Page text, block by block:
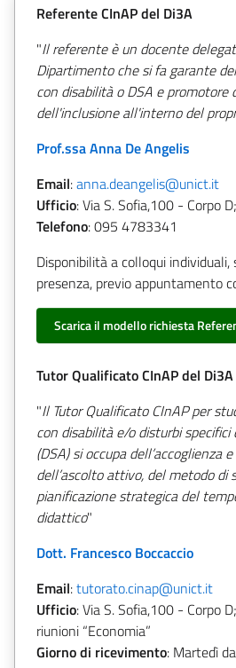
Referente CInAP del Di3A
"Il referente è un docente
Dipartimento che si fa garante
con disabilità o DSA e promotore
dell'inclusione all'interno del
Prof.ssa Anna De Angelis
Email:anna.deangelis@unict.it
Ufficio: Via S. Sofia,100 - Corpo
Telefono: 095 4783341
Disponibilità a colloqui
presenza, previo appuntamento
Scarica il modello richiesta
Tutor Qualificato CInAP del Di3A
"Il Tutor Qualificato CInAP per
con disabilità e/o disturbi specifici
(DSA) si occupa dell’accoglienza
dell’ascolto attivo, del metodo di
pianificazione strategica del
didattico"
Dott. Francesco Boccaccio
Email:tutorato.cinap@unict.it
Ufficio: Via S. Sofia,100 - Corpo
riunioni “Economia”
Giorno di ricevimento: Martedì